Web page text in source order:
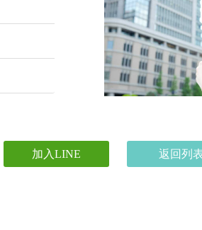
加入LINE 返回列